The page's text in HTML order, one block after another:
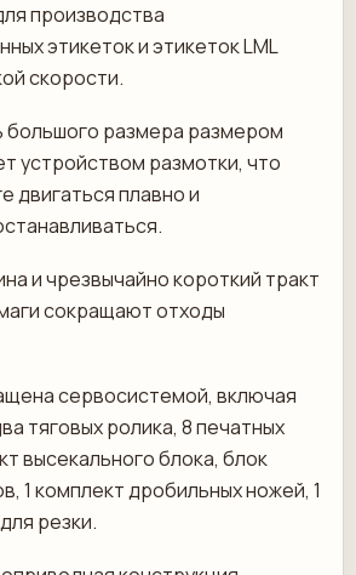
производства
этикеток и этикеток LML
скорости.
большого размера размером
устройством размотки, что
двигаться плавно и
и чрезвычайно короткий тракт
сокращают отходы
сервосистемой, включая
тяговых ролика, 8 печатных
высекального блока, блок
1 комплект дробильных ножей, 1
резки.